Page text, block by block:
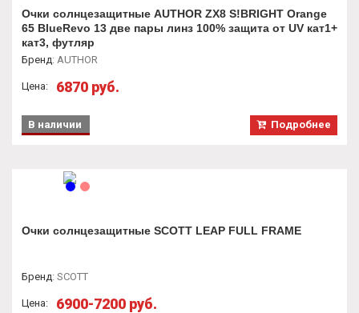
Очки солнцезащитные AUTHOR ZX8 S!BRIGHT Orange
65 BlueRevo 13 две пары линз 100% защита от UV кат1+
кат3, футляр
Бренд: AUTHOR
Цена: 6870 руб.
Подробнее
В наличии
Очки солнцезащитные SCOTT LEAP FULL FRAME
Бренд: SCOTT
Цена: 6900-7200 руб.